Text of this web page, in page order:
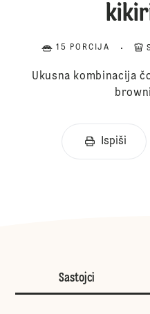
15 PORCIJA
Ukusna kombinacija
Ispiši
Sastojci